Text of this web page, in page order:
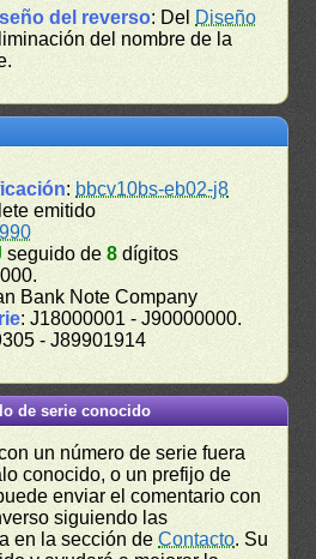
del reverso: Del Diseño
del nombre de la
: bbcv10bs-eb02-j8
emitido
seguido de8 dígitos
Bank Note Company
: J18000001 - J90000000.
- J89901914
de serie conocido
un número de serie fuera
conocido, o un prefijo de
enviar el comentario con
siguiendo las
en la sección deContacto. Su